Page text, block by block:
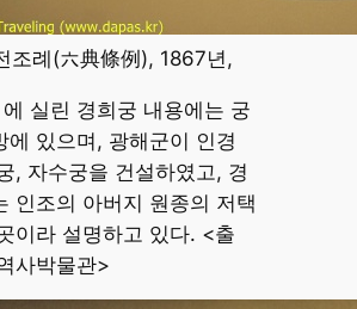
조례(六典條例), 1867년,
에 실린 경희궁 내용에는 궁
에 있으며, 광해군이 인경
, 자수궁을 건설하였고, 경
인조의 아버지 원종의 저택
이라 설명하고 있다. <출
사박물관>